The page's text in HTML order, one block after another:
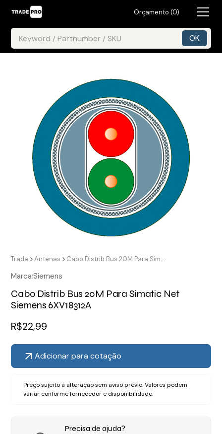
Orçamento (0)
Trade Antenas Cabo Distrib Bus 20M Para Simatic Net Siemens 6XV18312A
Marca:Siemens
Cabo Distrib Bus 20M Para Simatic Net
Siemens 6XV18312A
R$22,99
Adicionar para cotação
Preço sujeito a alteração sem aviso prévio. Valores podem
variar conforme fornecedor e disponibilidade.
Precisa de ajuda?